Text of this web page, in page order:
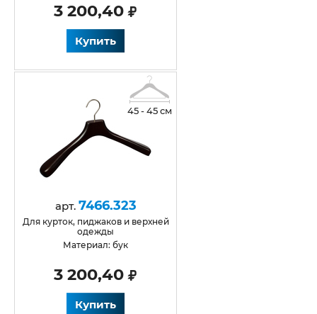
3 200,40
Купить
45 - 45 см
арт. 7466.323
для курток, пиджаков и верхней
одежды
Материал: бук
3 200,40
Купить